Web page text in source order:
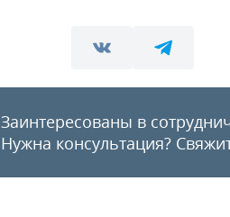
Заинтересованы в
Нужна консультация?